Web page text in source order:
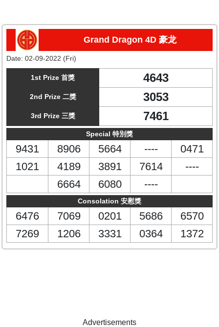
Grand Dragon 4D 豪龙
Date: 02-09-2022 (Fri)
1st Prize 首獎 4643
2nd Prize 二獎 3053
3rd Prize 三獎 7461
Special 特別獎
9431 8906 5664 ----
0471
1021
4189 3891 7614
----
6664
6080 ----
Consolation 安慰獎
6476 7069 0201 5686
6570
7269
1206 3331 0364 1372
Advertisements